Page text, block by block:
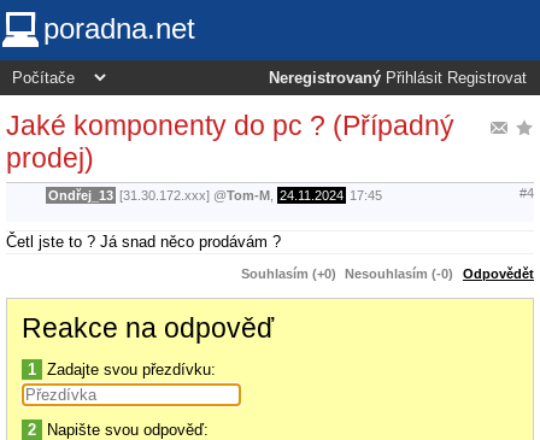
poradna.net
Neregistrovaný Přihlásit Registrovat
Jaké komponenty do pc ? (Případný
prodej)
Ondřej_13 [31.30.172.xxx] @Tom-M 24.11.2024 17:45 #4
Četl jste to ? Já snad něco prodávám ?
Souhlasím (+0) Nesouhlasím (-0) Odpovědět
Reakce na odpověď
1 Zadajte svou přezdívku:
2 Napište svou odpověď: